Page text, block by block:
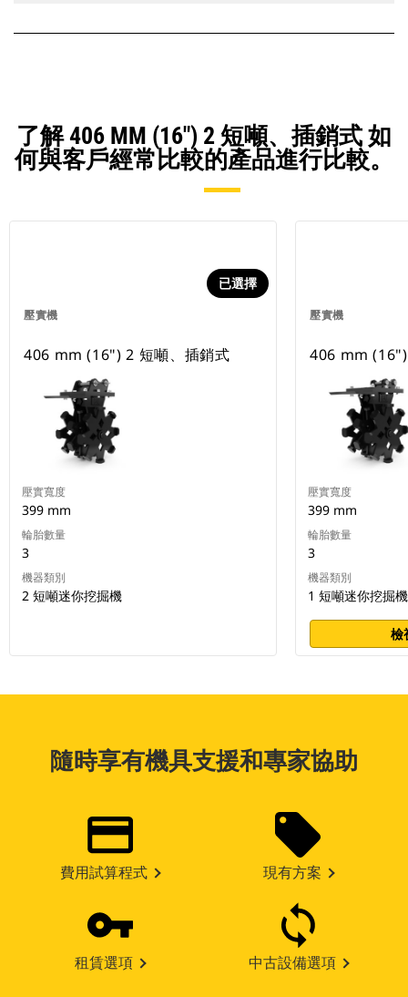
了解 406 MM (16") 2 短噸、插銷式 如
何與客戶經常比較的產品進行比較。
壓實機
已選擇
406 mm (16") 2 短噸、插銷式
壓實寬度
399 mm
輪胎數量
3
機器類別
2 短噸迷你挖掘機
壓實機
406 mm
壓實寬度
399 mm
輪胎數量
3
機器類別
1 短噸迷你挖掘機
檢
隨時享有機具支援和專家協助
費用試算程式 現有方案
租賃選項 中古設備選項